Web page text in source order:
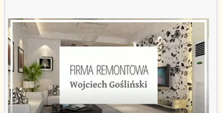
Zakres usług
Galeria realizacji
Aranżacje inspiracje